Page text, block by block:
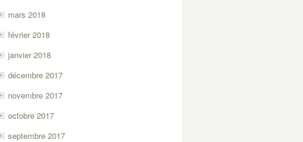
mars 2018
février 2018
janvier 2018
décembre 2017
novembre 2017
octobre 2017
septembre 2017